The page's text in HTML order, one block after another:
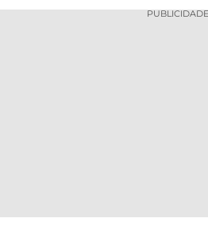
MELHORES
FLAMENGO
LEAGUE
LALIGA
PUBLICIDADE